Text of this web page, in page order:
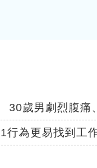
歲男劇烈腹痛
行為更易找到工